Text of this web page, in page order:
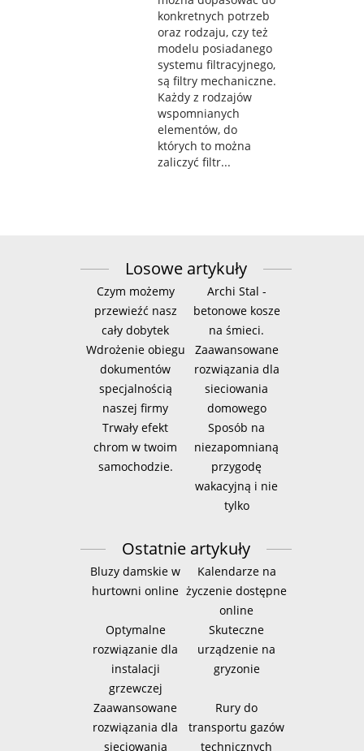
konkretnych potrzeb
oraz rodzaju, czy też
modelu posiadanego
systemu filtracyjnego,
są filtry mechaniczne.
Każdy z rodzajów
wspomnianych
elementów, do
których to można
zaliczyć filtr...
Losowe artykuły
Czym możemy
przewieźć nasz
cały dobytek
Archi Stal -
betonowe kosze
na śmieci.
Wdrożenie obiegu
dokumentów
specjalnością
naszej firmy
Zaawansowane
rozwiązania dla
sieciowania
domowego
Trwały efekt
chrom w twoim
samochodzie.
Sposób na
niezapomnianą
przygodę
wakacyjną i nie
tylko
Ostatnie artykuły
Bluzy damskie w
hurtowni online
Kalendarze na
życzenie dostępne
online
Optymalne
rozwiązanie dla
instalacji
grzewczej
Skuteczne
urządzenie na
gryzonie
Zaawansowane
rozwiązania dla
sieciowania
Rury do
transportu gazów
technicznych